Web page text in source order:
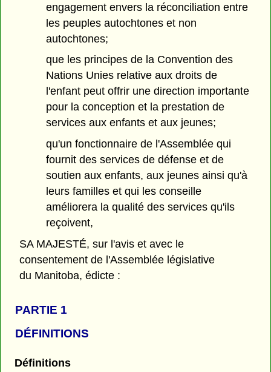
engagement envers la réconciliation entre
les peuples autochtones et non
autochtones;
que les principes de la Convention des
Nations Unies relative aux droits de
l'enfant peut offrir une direction importante
pour la conception et la prestation de
services aux enfants et aux jeunes;
qu'un fonctionnaire de l'Assemblée qui
fournit des services de défense et de
soutien aux enfants, aux jeunes ainsi qu'à
leurs familles et qui les conseille
améliorera la qualité des services qu'ils
reçoivent,
SA MAJESTÉ, sur l'avis et avec le
consentement de l'Assemblée législative
du Manitoba, édicte :
PARTIE 1
DÉFINITIONS
Définitions